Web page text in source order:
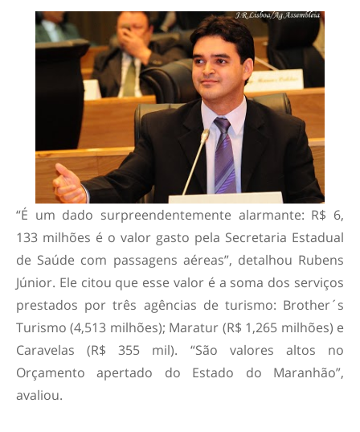
“É um dado surpreendentemente alarmante: R$ 6,
133 milhões é o valor gasto pela Secretaria Estadual
de Saúde com passagens aéreas”, detalhou Rubens
Júnior. Ele citou que esse valor é a soma dos serviços
prestados por três agências de turismo: Brother´s
Turismo (4,513 milhões); Maratur (R$ 1,265 milhões) e
Caravelas (R$ 355 mil). “São valores altos no
Orçamento apertado do Estado do Maranhão”,
avaliou.